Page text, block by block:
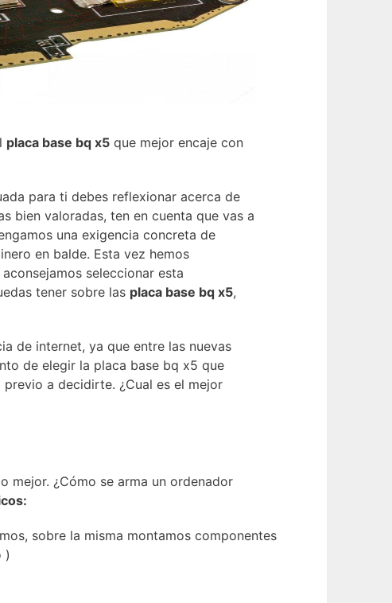
placa base bq x5 que mejor encaje con
para ti debes reflexionar acerca de
bien valoradas, ten en cuenta que vas a
una exigencia concreta de
en balde. Esta vez hemos
seleccionar esta
tener sobre las placa base bq x5,
de internet, ya que entre las nuevas
de elegir la placa base bq x5 que
a decidirte. ¿Cual es el mejor
mejor. ¿Cómo se arma un ordenador
sobre la misma montamos componentes
)